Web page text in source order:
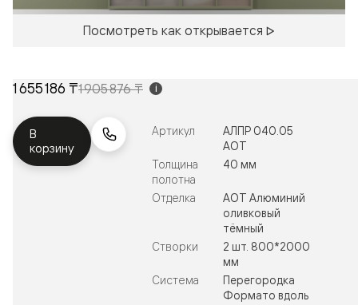
Посмотреть как открывается
1 655 186 ₸1 905 876 ₸ i
В
корзину
Артикул
АЛПР 040.05
АОТ
Толщина
полотна
40 мм
Отделка
АОТ Алюминий
оливковый
тёмный
Створки
2 шт. 800*2000
мм
Система
Перегородка
Формато вдоль